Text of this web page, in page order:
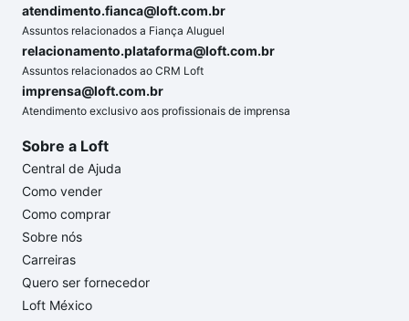
atendimento.fianca@loft.com.br
Assuntos relacionados a Fiança Aluguel
relacionamento.plataforma@loft.com.br
Assuntos relacionados ao CRM Loft
imprensa@loft.com.br
Atendimento exclusivo aos profissionais de imprensa
Sobre a Loft
Central de Ajuda
Como vender
Como comprar
Sobre nós
Carreiras
Quero ser fornecedor
Loft México